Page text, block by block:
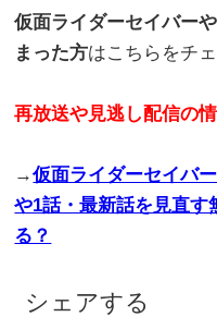
仮面ライダーセイバー
まった方はこちらをチェ
再放送や見逃し配信の
→仮面ライダーセイバ
や1話・最新話を見直す
る？
シェアする